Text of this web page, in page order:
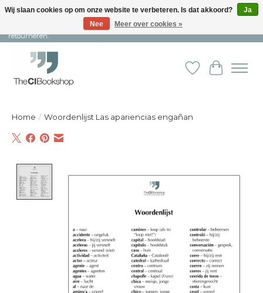
Snelle levering en persoonlijke service ︱ Niet goed? Geld terug! ︱ Gratis
retourneren.
Verlanglijst
Home / Woordenlijst Las apariencias engañan
Wij slaan cookies op om onze website te verbeteren. Is dat akkoord?
Ja
Nee
Meer over cookies »